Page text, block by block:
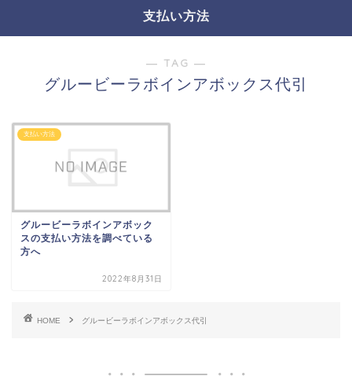
支払い方法
― TAG ―
グルービーラボインアボックス代引
支払い方法
グルービーラボインアボック
スの支払い方法を調べている
方へ
2022年8月31日
HOME グルービーラボインアボックス代引